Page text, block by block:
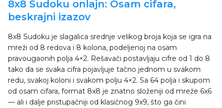
8x8 Sudoku onlajn: Osam cifara,
beskrajni izazov
8x8 Sudoku je slagalica srednje velikog broja koja se igra na
mreži od 8 redova i 8 kolona, podeljenoj na osam
pravougaonih polja 4×2. Rešavači postavljaju cifre od 1 do 8
tako da se svaka cifra pojavljuje tačno jednom u svakom
redu, svakoj koloni i svakom polju 4×2. Sa 64 polja i skupom
od osam cifara, format 8x8 je znatno složeniji od mreže 6x6
— ali i dalje pristupačniji od klasičnog 9x9, što ga čini